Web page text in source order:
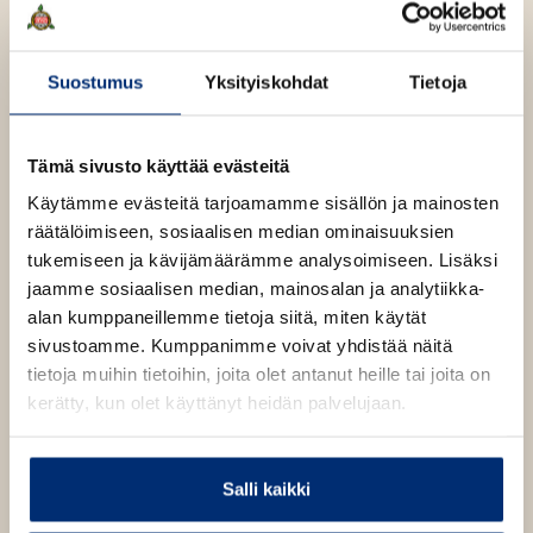
Suostumus Yksityiskohdat Tietoja
Tämä sivusto käyttää evästeitä
Käytämme evästeitä tarjoamamme sisällön ja mainosten
räätälöimiseen, sosiaalisen median ominaisuuksien
tukemiseen ja kävijämäärämme analysoimiseen. Lisäksi
jaamme sosiaalisen median, mainosalan ja analytiikka-
alan kumppaneillemme tietoja siitä, miten käytät
sivustoamme. Kumppanimme voivat yhdistää näitä
tietoja muihin tietoihin, joita olet antanut heille tai joita on
kerätty, kun olet käyttänyt heidän palvelujaan.
Salli kaikki
e
t
e
a
a
u
u
t
e
e
l
n
e
l
k
e
a
A
u
k
e
a
a
u
u
t
e
v
Keijo Tahkokallio
Keijo Tahkokallio on psykologi, joka on perehtynyt
kasvatuksen, vanhemmuuden ja elämänhallinnan
kysymyksiin. Hän on kirjoittanut näistä aiheista
lukuisia kirjoja, muun muassa Peruna kerrallaan (1988)
ja Myönteinen ajattelu lasten kasvatuksessa (1995).